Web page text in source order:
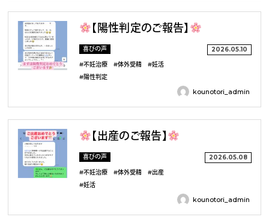
【陽性判定のご報告】
喜びの声
#不妊治療
#体外受精
#妊活
#陽性判定
2026.05.10
kounotori_admin
【出産のご報告】
喜びの声
#不妊治療
#体外受精
#出産
#妊活
2026.05.08
kounotori_admin